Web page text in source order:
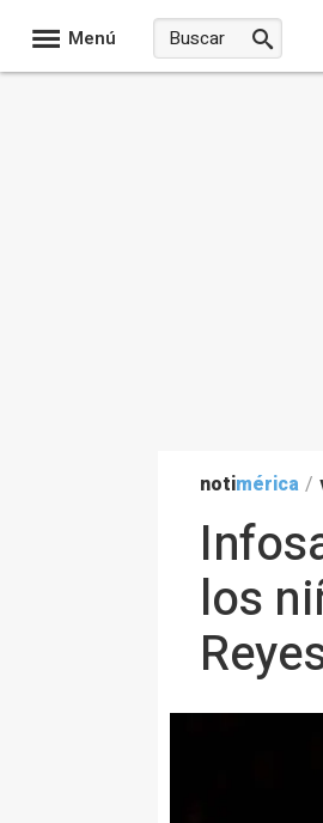
Menú
notimérica /
los